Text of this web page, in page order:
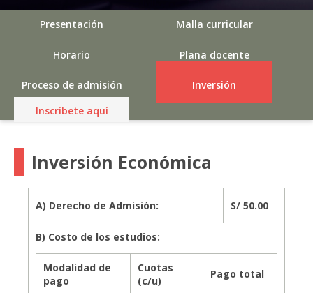
Presentación Malla curricular
Horario Plana docente
Proceso de admisión
Inversión
Inscríbete aquí
Inversión Económica
A) Derecho de Admisión: S/ 50.00
B) Costo de los estudios:
Modalidad de
pago
Cuotas
(c/u)
Pago total